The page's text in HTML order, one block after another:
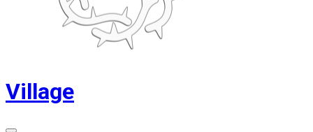
Village